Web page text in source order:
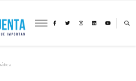
La Data Cuenta es una plataforma